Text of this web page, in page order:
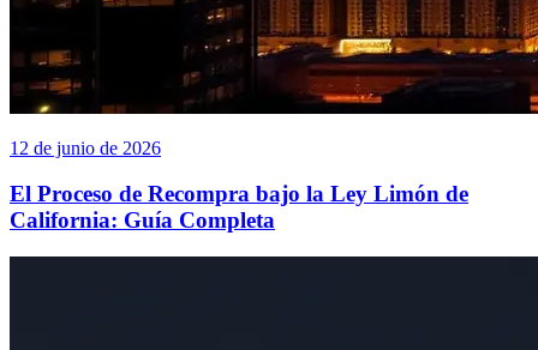
12 de junio de 2026
El Proceso de Recompra bajo la Ley Limón de
California: Guía Completa